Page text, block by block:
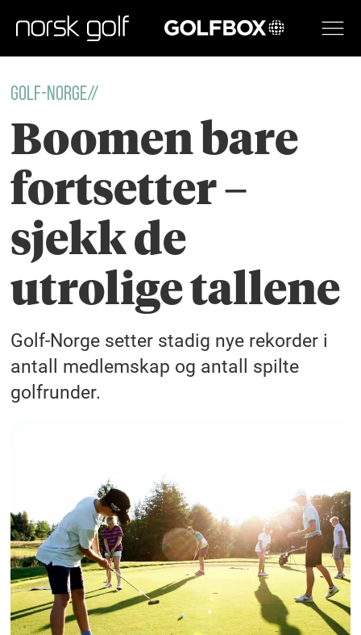
GOLFBOX
GOLF-NORGE//
Boomen bare
fortsetter –
sjekk de
utrolige tallene
Golf-Norge setter stadig nye rekorder i
antall medlemskap og antall spilte
golfrunder.